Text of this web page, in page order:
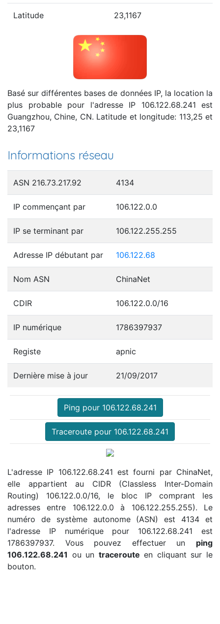
Latitude 23,1167
Basé sur différentes bases de données IP, la location la
plus probable pour l'adresse IP 106.122.68.241 est
Guangzhou, Chine, CN. Latitude et longitude: 113,25 et
23,1167
Informations réseau
ASN 216.73.217.92 4134
IP commençant par 106.122.0.0
IP se terminant par 106.122.255.255
Adresse IP débutant par 106.122.68
Nom ASN ChinaNet
CDIR 106.122.0.0/16
IP numérique 1786397937
Registe apnic
Dernière mise à jour 21/09/2017
Ping pour 106.122.68.241
Traceroute pour 106.122.68.241
L'adresse IP 106.122.68.241 est fourni par ChinaNet,
elle appartient au CIDR (Classless Inter-Domain
Routing) 106.122.0.0/16, le bloc IP comprant les
adresses entre 106.122.0.0 à 106.122.255.255). Le
numéro de système autonome (ASN) est 4134 et
l'adresse IP numérique pour 106.122.68.241 est
1786397937. Vous pouvez effectuer un ping
106.122.68.241 ou un traceroute en cliquant sur le
bouton.